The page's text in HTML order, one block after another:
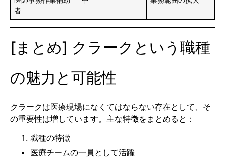
者
[まとめ] クラークという職種
の魅力と可能性
クラークは医療現場になくてはならない存在として、そ
の重要性は増しています。主な特徴をまとめると：
職種の特徴
医療チームの一員として活躍